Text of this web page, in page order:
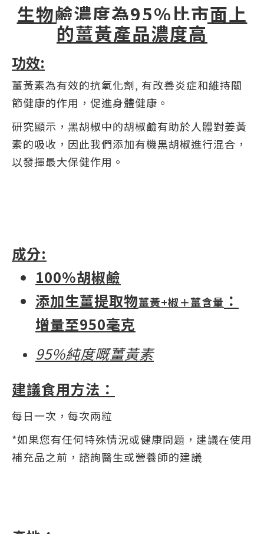
生物鹼濃度為95%比市面上
的薑黃產品濃度高
​功效:
薑黃素為有效的抗氧化劑, 有改善炎症和維持關
節健康的作用，促進身體健康。
研究顯示，黑胡椒中的胡椒鹼有助於人體對姜黃
素的吸收，因此我們添加有機黑胡椒進行混合，
以發揮最大保健作用。
成分:
100%胡椒鹼
添加生薑提取物薑黃+椒＋薑含量 ：
增量至950毫克
95%純度嘅薑黃素
建議食用方法：
每日一次，每次兩粒
*如果您有任何特殊情況或健康問題，建議在使用
補充品之前，諮詢醫生或營養師的建議